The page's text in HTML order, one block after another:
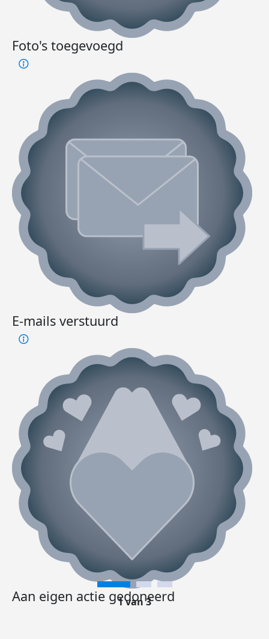
Foto's toegevoegd
E-mails verstuurd
Aan eigen actie gedoneerd
1 van 3